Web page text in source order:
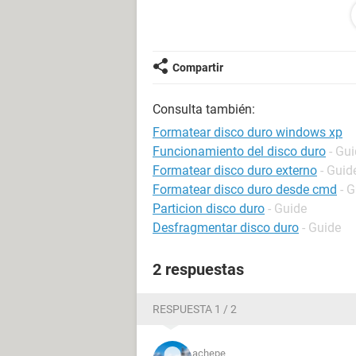
NORMALMENTE, SE ELIMINO LA
DICE QUE NO SE RECONOCE EL
ESTABA FUNCIONANDO
como resolver esto? como instalar
aora me reconoce cono disco
...espero y agradesco de antemano
y muchas gracias!!
Compartir
Consulta también:
Formatear disco duro windows xp
Funcionamiento del disco duro -
Formatear disco duro externo -
Formatear disco duro desde cmd -
Particion disco duro - Guide
Desfragmentar disco duro - Guide
2 respuestas
RESPUESTA 1 / 2
achepe